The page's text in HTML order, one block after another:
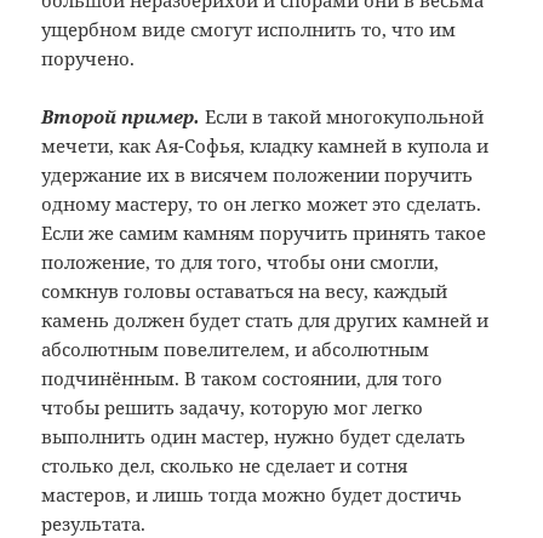
ущербном виде смогут исполнить то, что им
поручено.
Второй пример. Если в такой многокупольной
мечети, как Ая-Софья, кладку камней в купола и
удержание их в висячем положении поручить
одному мастеру, то он легко может это сделать.
Если же самим камням поручить принять такое
положение, то для того, чтобы они смогли,
сомкнув головы оставаться на весу, каждый
камень должен будет стать для других камней и
абсолютным повелителем, и абсолютным
подчинённым. В таком состоянии, для того
чтобы решить задачу, которую мог легко
выполнить один мастер, нужно будет сделать
столько дел, сколько не сделает и сотня
мастеров, и лишь тогда можно будет достичь
результата.